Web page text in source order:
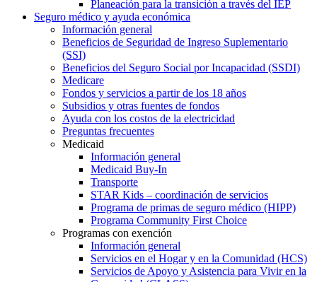
Planeación para la transición a través del IEP
Seguro médico y ayuda económica
Información general
Beneficios de Seguridad de Ingreso Suplementario
(SSI)
Beneficios del Seguro Social por Incapacidad (SSDI)
Medicare
Fondos y servicios a partir de los 18 años
Subsidios y otras fuentes de fondos
Ayuda con los costos de la electricidad
Preguntas frecuentes
Medicaid
Información general
Medicaid Buy-In
Transporte
STAR Kids – coordinación de servicios
Programa de primas de seguro médico (HIPP)
Programa Community First Choice
Programas con exención
Información general
Servicios en el Hogar y en la Comunidad (HCS)
Servicios de Apoyo y Asistencia para Vivir en la